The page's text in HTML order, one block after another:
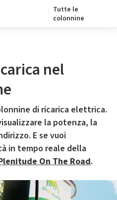
Tutte le
colonnine
nel
di ricarica elettrica.
la potenza, la
E se vuoi
in tempo reale della
On The Road.